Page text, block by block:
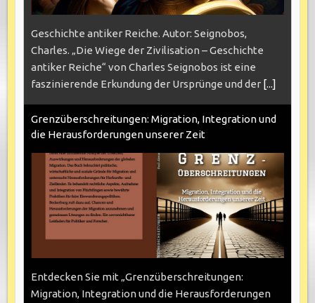
Geschichte antiker Reiche. Autor: Seignobos,
Charles. „Die Wiege der Zivilisation – Geschichte
antiker Reiche“ von Charles Seignobos ist eine
faszinierende Erkundung der Ursprünge und der [...]
Grenzüberschreitungen: Migration, Integration und
die Herausforderungen unserer Zeit
Entdecken Sie mit „Grenzüberschreitungen:
Migration, Integration und die Herausforderungen